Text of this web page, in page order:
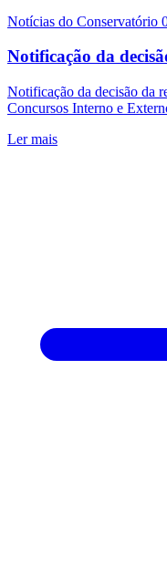
Notícias do Conservatório
Notificação da
Notificação da decisão da
Concursos Interno e
Ler mais